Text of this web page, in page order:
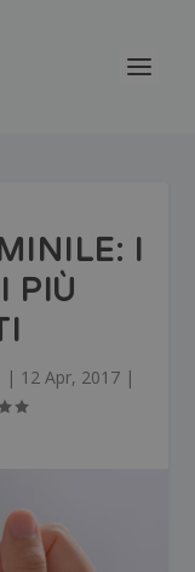
I
PIÙ
| 12 Apr, 2017 |